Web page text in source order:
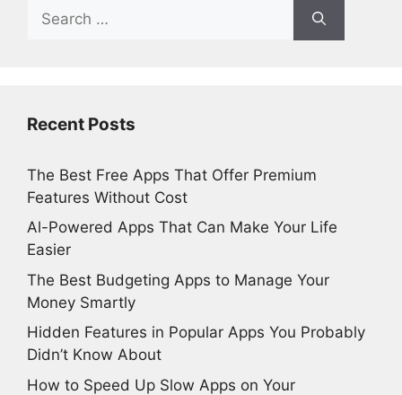
for:
Recent Posts
The Best Free Apps That Offer Premium
Features Without Cost
Al-Powered Apps That Can Make Your Life
Easier
The Best Budgeting Apps to Manage Your
Money Smartly
Hidden Features in Popular Apps You Probably
Didn’t Know About
How to Speed Up Slow Apps on Your